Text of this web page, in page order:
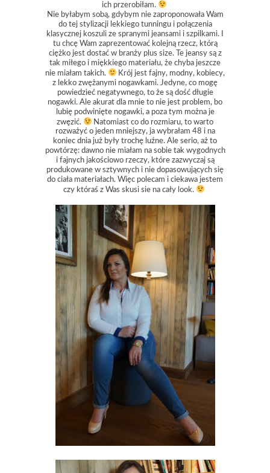
ich przerobiłam.
Nie byłabym sobą, gdybym nie zaproponowała Wam
do tej stylizacji lekkiego tunningu i połączenia
klasycznej koszuli ze spranymi jeansami i szpilkami. I
tu chcę Wam zaprezentować kolejną rzecz, którą
ciężko jest dostać w branży plus size. Te jeansy są z
tak miłego i miękkiego materiału, że chyba jeszcze
nie miałam takich.
Krój jest fajny, modny, kobiecy,
z lekko zwężanymi nogawkami. Jedyne, co mogę
powiedzieć negatywnego, to że są dość długie
nogawki. Ale akurat dla mnie to nie jest problem, bo
lubię podwinięte nogawki, a poza tym można je
zwęzić.
Natomiast co do rozmiaru, to warto
rozważyć o jeden mniejszy, ja wybrałam 48 i na
koniec dnia już były trochę luźne. Ale serio, aż to
powtórzę: dawno nie miałam na sobie tak wygodnych
i fajnych jakościowo rzeczy, które zazwyczaj są
produkowane w sztywnych i nie dopasowujących się
do ciała materiałach. Więc polecam i ciekawa jestem
czy któraś z Was skusi sie na cały look.